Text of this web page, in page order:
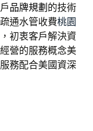
品牌規劃 的技術
通水管收費桃園
初衷客戶解決資
營的服務概念美
服務配合美國資深